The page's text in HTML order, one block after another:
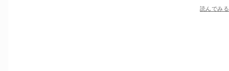
読んでみる